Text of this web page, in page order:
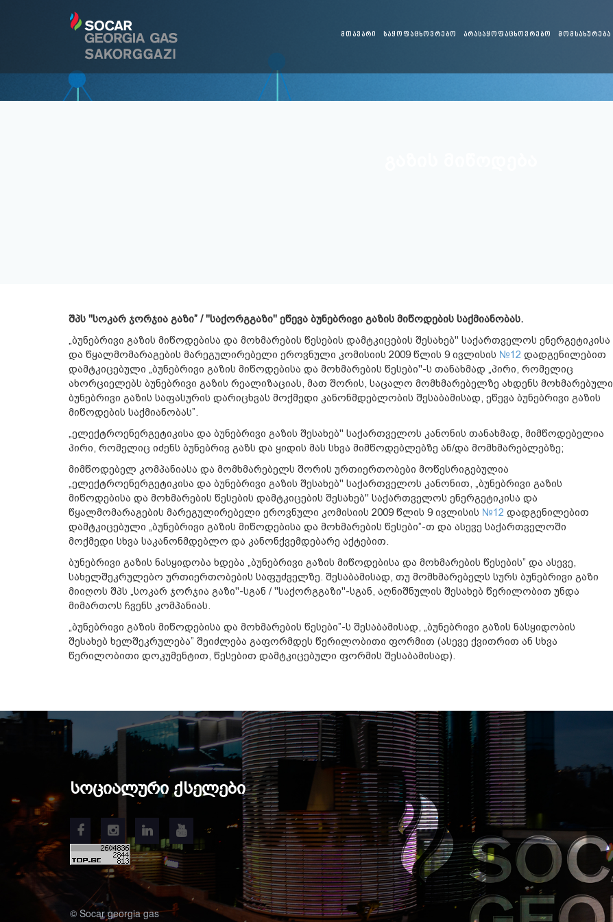
ᲛᲗᲐᲕᲐᲠᲘ ᲡᲐᲧᲝᲤᲐᲪᲮᲝᲕᲠᲔᲑᲝ ᲐᲠᲐᲡᲐᲧᲝᲤᲐᲪᲮᲝᲕᲠᲔᲑᲝ ᲛᲝᲛᲡᲐᲮᲣᲠᲔᲑᲐ
შპს "სოკარ ჯორჯია გაზი” / "საქორგგაზი" ეწევა ბუნებრივი გაზის მიწოდების საქმიანობას.
„ბუნებრივი გაზის მიწოდებისა და მოხმარების წესების დამტკიცების შესახებ" საქართველოს ენერგეტიკისა
და წყალმომარაგების მარეგულირებელი ეროვნული კომისიის 2009 წლის 9 ივლისის №12 დადგენილებით
დამტკიცებული „ბუნებრივი გაზის მიწოდებისა და მოხმარების წესები"-ს თანახმად „პირი, რომელიც
ახორციელებს ბუნებრივი გაზის რეალიზაციას, მათ შორის, საცალო მომხმარებელზე ახდენს მოხმარებული
ბუნებრივი გაზის საფასურის დარიცხვას მოქმედი კანონმდებლობის შესაბამისად, ეწევა ბუნებრივი გაზის
მიწოდების საქმიანობას”.
„ელექტროენერგეტიკისა და ბუნებრივი გაზის შესახებ" საქართველოს კანონის თანახმად, მიმწოდებელია
პირი, რომელიც იძენს ბუნებრივ გაზს და ყიდის მას სხვა მიმწოდებლებზე ან/და მომხმარებლებზე;
მიმწოდებელ კომპანიასა და მომხმარებელს შორის ურთიერთობები მოწესრიგებულია
„ელექტროენერგეტიკისა და ბუნებრივი გაზის შესახებ" საქართველოს კანონით, „ბუნებრივი გაზის
მიწოდებისა და მოხმარების წესების დამტკიცების შესახებ" საქართველოს ენერგეტიკისა და
წყალმომარაგების მარეგულირებელი ეროვნული კომისიის 2009 წლის 9 ივლისის №12 დადგენილებით
დამტკიცებული „ბუნებრივი გაზის მიწოდებისა და მოხმარების წესები”-თ და ასევე საქართველოში
მოქმედი სხვა საკანონმდებლო და კანონქვემდებარე აქტებით.
ბუნებრივი გაზის ნასყიდობა ხდება „ბუნებრივი გაზის მიწოდებისა და მოხმარების წესების” და ასევე,
სახელშეკრულებო ურთიერთობების საფუძველზე. შესაბამისად, თუ მომხმარებელს სურს ბუნებრივი გაზი
მიიღოს შპს „სოკარ ჯორჯია გაზი"-სგან / "საქორგგაზი"-სგან, აღნიშნულის შესახებ წერილობით უნდა
მიმართოს ჩვენს კომპანიას.
„ბუნებრივი გაზის მიწოდებისა და მოხმარების წესები”-ს შესაბამისად, „ბუნებრივი გაზის ნასყიდობის
შესახებ ხელშეკრულება” შეიძლება გაფორმდეს წერილობითი ფორმით (ასევე ქვითრით ან სხვა
წერილობითი დოკუმენტით, წესებით დამტკიცებული ფორმის შესაბამისად).
ᲡᲝᲪᲘᲐᲚᲣᲠᲘ ᲥᲡᲔᲚᲔᲑᲘ
© Socar georgia gas